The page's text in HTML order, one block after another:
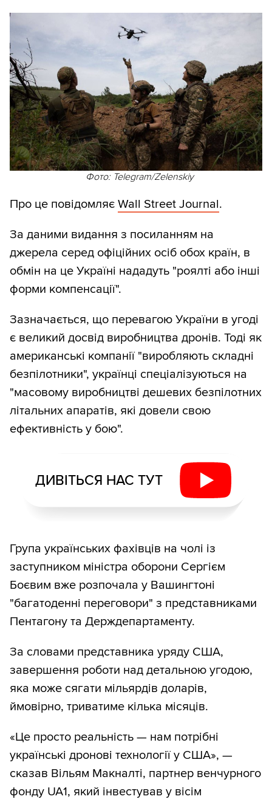
Фото: Telegram/Zelenskiy
Про це повідомляє Wall Street Journal.
За даними видання з посиланням на
джерела серед офіційних осіб обох країн, в
обмін на це Україні нададуть "роялті або інші
форми компенсації".
Зазначається, що перевагою України в угоді
є великий досвід виробництва дронів. Тоді як
американські компанії "виробляють складні
безпілотники", українці спеціалізуються на
"масовому виробництві дешевих безпілотних
літальних апаратів, які довели свою
ефективність у бою".
ДИВІТЬСЯ НАС ТУТ
Група українських фахівців на чолі із
заступником міністра оборони Сергієм
Боєвим вже розпочала у Вашингтоні
"багатоденні переговори" з представниками
Пентагону та Держдепартаменту.
За словами представника уряду США,
завершення роботи над детальною угодою,
яка може сягати мільярдів доларів,
ймовірно, триватиме кілька місяців.
«Це просто реальність — нам потрібні
українські дронові технології у США», —
сказав Вільям Макналті, партнер венчурного
фонду UA1, який інвестував у вісім